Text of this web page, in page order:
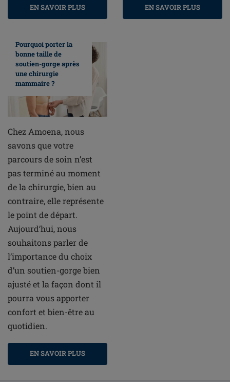
EN SAVOIR PLUS EN SAVOIR PLUS
Pourquoi porter la
bonne taille de
soutien-gorge après
une chirurgie
mammaire ?
Chez Amoena, nous
savons que votre
parcours de soin n’est
pas terminé au moment
de la chirurgie, bien au
contraire, elle représente
le point de départ.
Aujourd’hui, nous
souhaitons parler de
l’importance du choix
d’un soutien-gorge bien
ajusté et la façon dont il
pourra vous apporter
confort et bien-être au
quotidien.
EN SAVOIR PLUS